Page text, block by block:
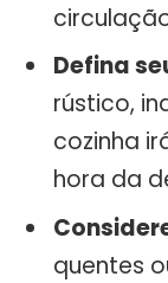
Defina
rústico,
cozinha
hora da
quentes